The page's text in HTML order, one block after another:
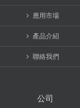
應用市場
產品介紹
聯絡我們
公司